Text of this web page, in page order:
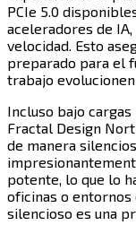
PCIe 5.0
aceleradores de
velocidad. Esto
preparado para el
trabajo evolucionen y las demandas aumenten.​​​​‌
Incluso bajo
Fractal Design
de manera
potente, lo que lo
oficinas o
silencioso es una prioridad.​​​​‌